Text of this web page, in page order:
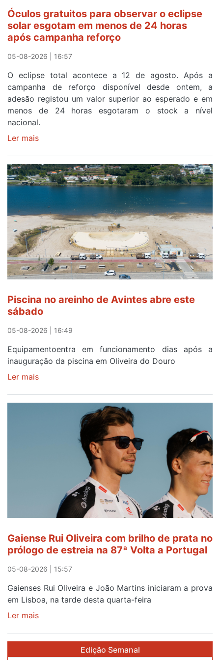
Óculos gratuitos para observar o eclipse
solar esgotam em menos de 24 horas
após campanha reforço
05-08-2026 | 16:57
O eclipse total acontece a 12 de agosto. Após a
campanha de reforço disponível desde ontem, a
adesão registou um valor superior ao esperado e em
menos de 24 horas esgotaram o stock a nível
nacional.
Ler mais
gratuitos
para
observar
eclipse
solar
esgotam
em
menos
de
24
após
campanha
reforço
Piscina no areinho de Avintes abre este
sábado
05-08-2026 | 16:49
Equipamentoentra em funcionamento dias após a
inauguração da piscina em Oliveira do Douro
Ler mais
no
Gaiense Rui Oliveira com brilho de prata no
prólogo de estreia na 87ª Volta a Portugal
05-08-2026 | 15:57
Gaienses Rui Oliveira e João Martins iniciaram a prova
em Lisboa, na tarde desta quarta-feira
Ler mais
Edição Semanal